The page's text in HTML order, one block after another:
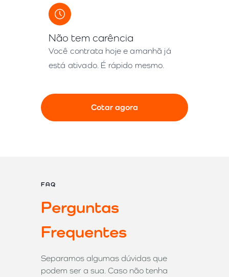
FAQ
Perguntas
Frequentes
Separamos algumas dúvidas que
podem ser a sua. Caso não tenha
Cotar agora
Você contrata hoje e amanhã já
está ativado. É rápido mesmo.
Não tem carência